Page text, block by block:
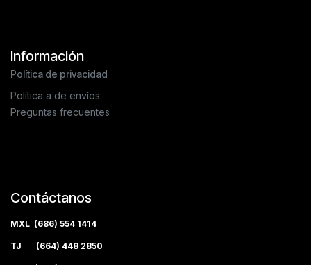
Información
Política de privacidad
Política a de envíos
Preguntas frecuentes
Contáctanos
MXL (686) 554 1414
TJ (664) 448 2850